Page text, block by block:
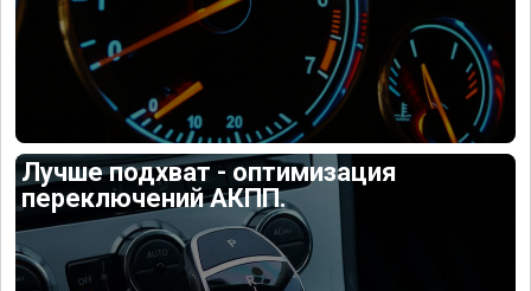
Лучше подхват - оптимизация
переключений АКПП.